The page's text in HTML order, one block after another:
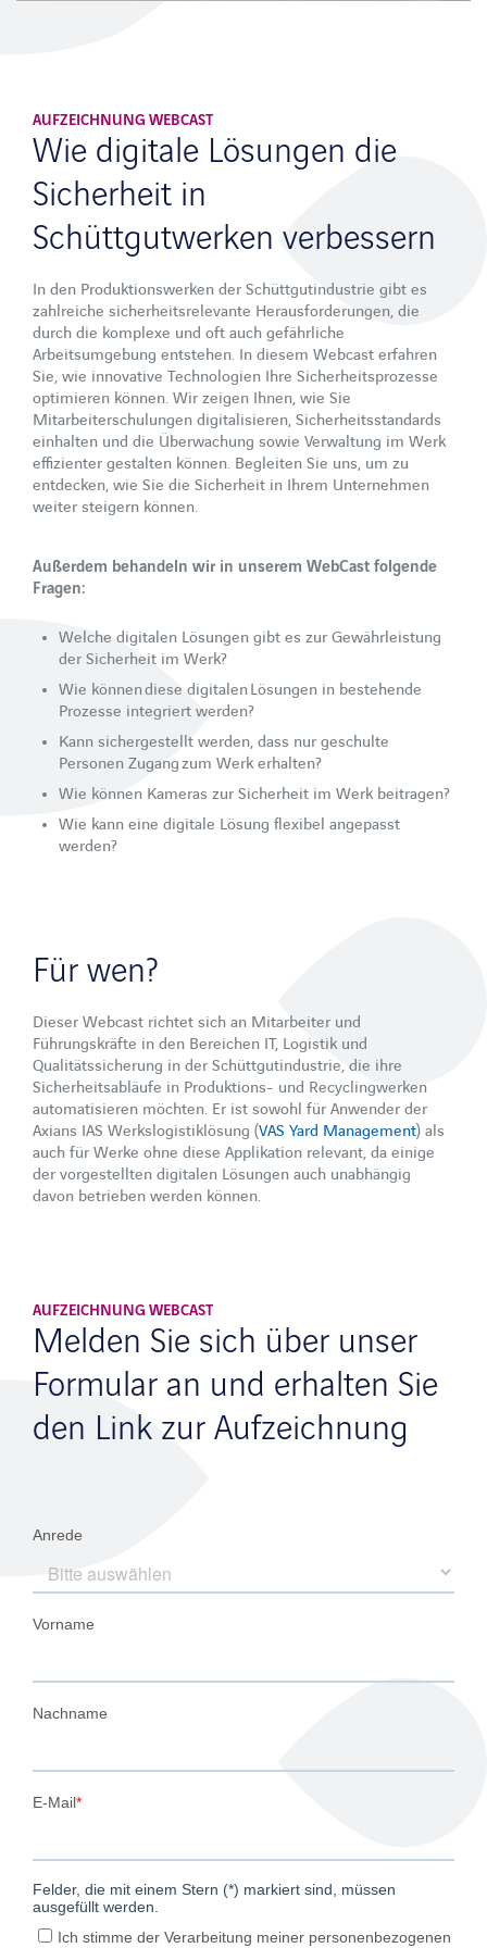
Digitale Trainings und Zugangskontrolle
Services
Zement
Sand & Kies
Beton
Asphalt
Kalk- und Calciumcarbonat
Referenzen
Unternehmensprofil
Karriere
Aktuelles
Blog
Downloads
Events & Webinare
Über uns
Kontakt
AUFZEICHNUNG WEBCAST
Wie digitale Lösungen die
Sicherheit in
Schüttgutwerken verbessern
In den Produktionswerken der Schüttgutindustrie gibt es
zahlreiche sicherheitsrelevante Herausforderungen, die
durch die komplexe und oft auch gefährliche
Arbeitsumgebung entstehen. In diesem Webcast erfahren
Sie, wie innovative Technologien Ihre Sicherheitsprozesse
optimieren können. Wir zeigen Ihnen, wie Sie
Mitarbeiterschulungen digitalisieren, Sicherheitsstandards
einhalten und die Überwachung sowie Verwaltung im Werk
effizienter gestalten können. Begleiten Sie uns, um zu
entdecken, wie Sie die Sicherheit in Ihrem Unternehmen
weiter steigern können.
Außerdem behandeln wir in unserem WebCast folgende
Fragen:
Welche digitalen Lösungen gibt es zur Gewährleistung
der Sicherheit im Werk?
Wie können diese digitalen Lösungen in bestehende
Prozesse integriert werden?
Kann sichergestellt werden, dass nur geschulte
Personen Zugang zum Werk erhalten?
Wie können Kameras zur Sicherheit im Werk beitragen?
Wie kann eine digitale Lösung flexibel angepasst
werden?
Für wen?
Dieser Webcast richtet sich an Mitarbeiter und
Führungskräfte in den Bereichen IT, Logistik und
Qualitätssicherung in der Schüttgutindustrie, die ihre
Sicherheitsabläufe in Produktions- und Recyclingwerken
automatisieren möchten. Er ist sowohl für Anwender der
Axians IAS Werkslogistiklösung (VAS Yard Management) als
auch für Werke ohne diese Applikation relevant, da einige
der vorgestellten digitalen Lösungen auch unabhängig
davon betrieben werden können.
AUFZEICHNUNG WEBCAST
Melden Sie sich über unser
Formular an und erhalten Sie
den Link zur Aufzeichnung